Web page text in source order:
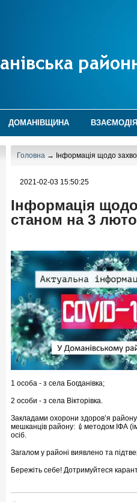
ДОМАНІВЩИНА
Головна → Інформація щодо
2021-02-03 15:50:25
Інформація
станом на 3
1 особа - з села Богданівка;
2 особи - з села Вікторівка.
Закладами охорони здоров’я
мешканців району: 💉методом ІФА
осіб.
Загалом у районі виявлено та
Бережіть себе! Дотримуйтеся